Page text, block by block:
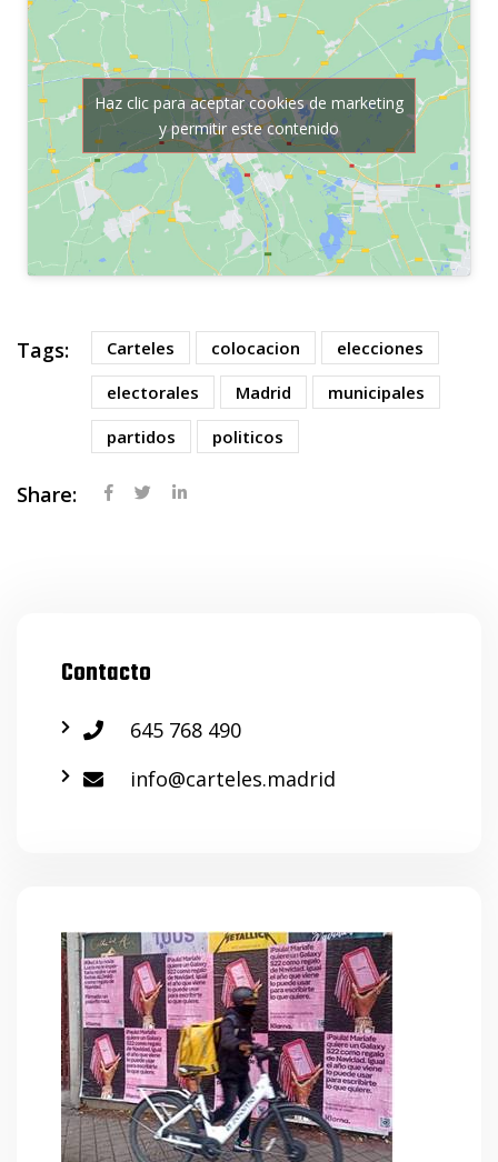
Haz clic para aceptar cookies de marketing
y permitir este contenido
Tags: Carteles colocacion
elecciones
electorales
Madrid
municipales
partidos
politicos
Share:
Contacto
645 768 490
info@carteles.madrid